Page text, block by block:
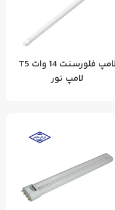
لامپ فلورسنت 14 وات T5
لامپ نور